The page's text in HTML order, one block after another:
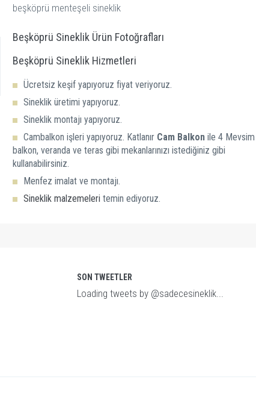
Beşköprü Sineklik Ürün Fotoğrafları
Beşköprü Sineklik Hizmetleri
Ücretsiz keşif yapıyoruz fiyat veriyoruz.
Sineklik üretimi yapıyoruz.
Sineklik montajı yapıyoruz.
Cambalkon işleri yapıyoruz. Katlanır Cam Balkon ile 4 Mevsim
balkon, veranda ve teras gibi mekanlarınızı istediğiniz gibi
kullanabilirsiniz.
Menfez imalat ve montajı.
Sineklik malzemeleri temin ediyoruz.
SON TWEETLER
Loading tweets by @sadecesineklik...